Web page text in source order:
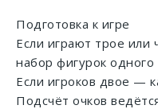
Подготовка к игре
Если играют трое или
набор фигурок одного
Если игроков двое —
Подсчёт очков